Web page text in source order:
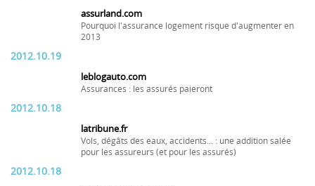
assurland.com
Pourquoi l'assurance logement risque d'augmenter en
2013
2012.10.19
leblogauto.com
Assurances : les assurés paieront
2012.10.18
latribune.fr
Vols, dégâts des eaux, accidents... : une addition salée
pour les assureurs (et pour les assurés)
2012.10.18